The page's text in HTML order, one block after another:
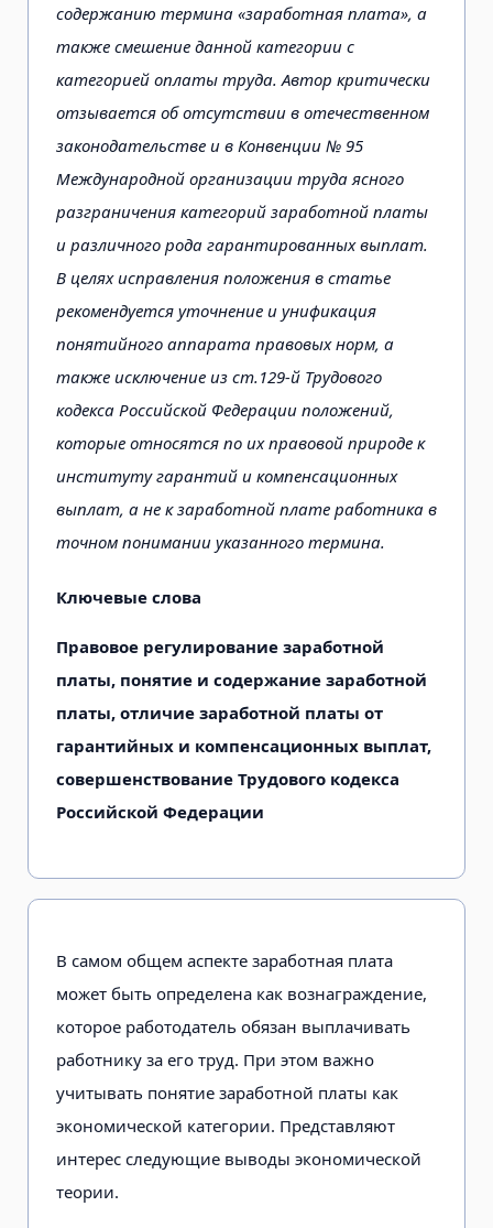
содержанию термина «заработная плата», а
также смешение данной категории с
категорией оплаты труда. Автор критически
отзывается об отсутствии в отечественном
законодательстве и в Конвенции № 95
Международной организации труда ясного
разграничения категорий заработной платы
и различного рода гарантированных выплат.
В целях исправления положения в статье
рекомендуется уточнение и унификация
понятийного аппарата правовых норм, а
также исключение из ст.129-й Трудового
кодекса Российской Федерации положений,
которые относятся по их правовой природе к
институту гарантий и компенсационных
выплат, а не к заработной плате работника в
точном понимании указанного термина.
Ключевые слова
Правовое регулирование заработной
платы, понятие и содержание заработной
платы, отличие заработной платы от
гарантийных и компенсационных выплат,
совершенствование Трудового кодекса
Российской Федерации
В самом общем аспекте заработная плата
может быть определена как вознаграждение,
которое работодатель обязан выплачивать
работнику за его труд. При этом важно
учитывать понятие заработной платы как
экономической категории. Представляют
интерес следующие выводы экономической
теории.